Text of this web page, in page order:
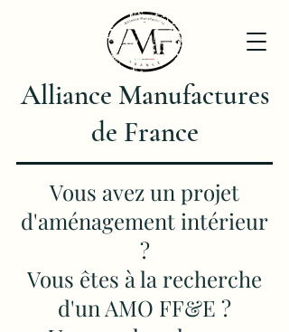
Alliance Manufactures
de France
Vous avez un projet
d'aménagement intérieur
?
Vous êtes à la recherche
d'un AMO FF&E ?